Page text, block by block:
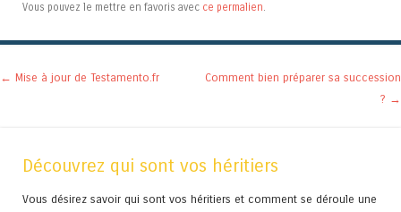
Vous pouvez le mettre en favoris avec ce permalien.
Navigation des articles
← Mise à jour de Testamento.fr
Comment bien préparer sa succession
? →
Découvrez qui sont vos héritiers
Vous désirez savoir qui sont vos héritiers et comment se déroule une